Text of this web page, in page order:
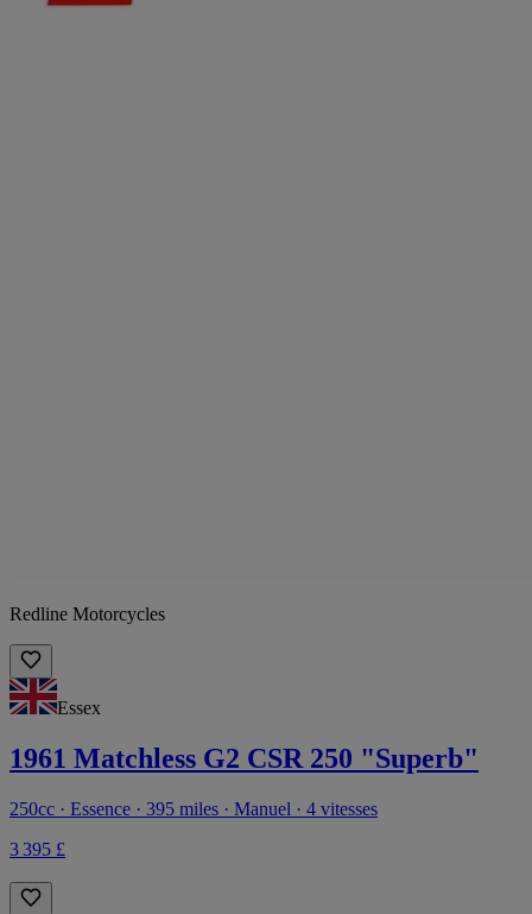
Redline Motorcycles
Essex
1961 Matchless G2 CSR 250 "Superb"
250cc · Essence · 395 miles · Manuel · 4 vitesses
3 395 £